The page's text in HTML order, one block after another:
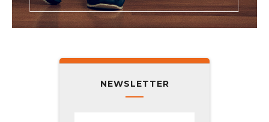
NEWSLETTER